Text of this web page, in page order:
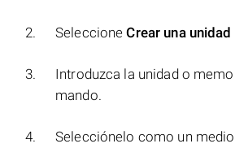
SeleccioneCrear una
Introduzca la unidad o
mando.
Selecciónelo como un